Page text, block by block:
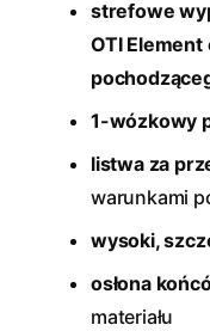
strefowe
OTI
1-wózkowy
listwa za
warunkami
wysoki,
osłona
materiału